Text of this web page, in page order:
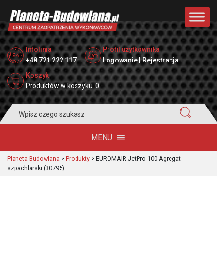
Infolinia
+48 721 222 117
Profil użytkownika
Logowanie | Rejestracja
Koszyk
Produktów w koszyku: 0
for:
MENU
Planeta Budowlana > Produkty > EUROMAIR JetPro 100 Agregat
szpachlarski (30795)